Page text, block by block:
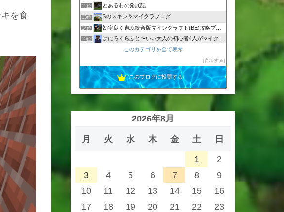
を食
12位 とある村の発展記
13位 Sのスキン＆マイクラブログ
14位 効率良く遊ぶ統合版マインクラフト(BE)攻略ブログ
15位 はにろくらふと〜いい大人の初心者4人がマイクラガチハマり〜
気まぐれ旅人のマインクラフト
このカテゴリを全て表示
参加する
このブログに投票する
2026年8月
月 火 水 木 金 土 日
1
2
3
4 5 6 7 8
9
10
11 12 13 14 15
16
17
18 19 20 21 22
23